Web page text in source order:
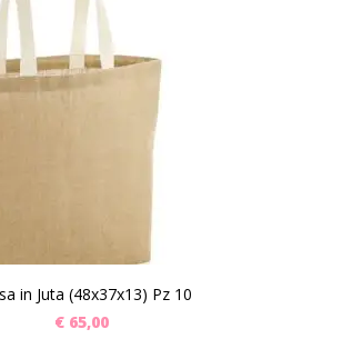
in Juta (48x37x13) Pz 10
€ 65,00